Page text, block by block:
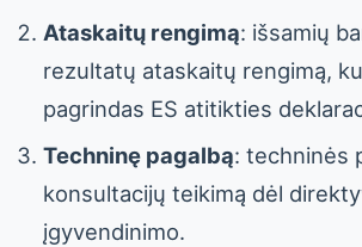
Ataskaitų rengimą: išsamių
rezultatų ataskaitų rengimą,
pagrindas ES atitikties
Techninę pagalbą: techninės
konsultacijų teikimą dėl
įgyvendinimo.